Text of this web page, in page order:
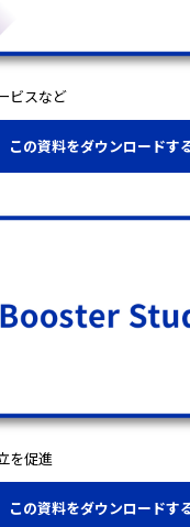
ビスなど
この資料をダウンロードす
を促進
この資料をダウンロードす